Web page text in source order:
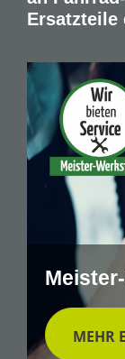
Ersatzteile
MEHR